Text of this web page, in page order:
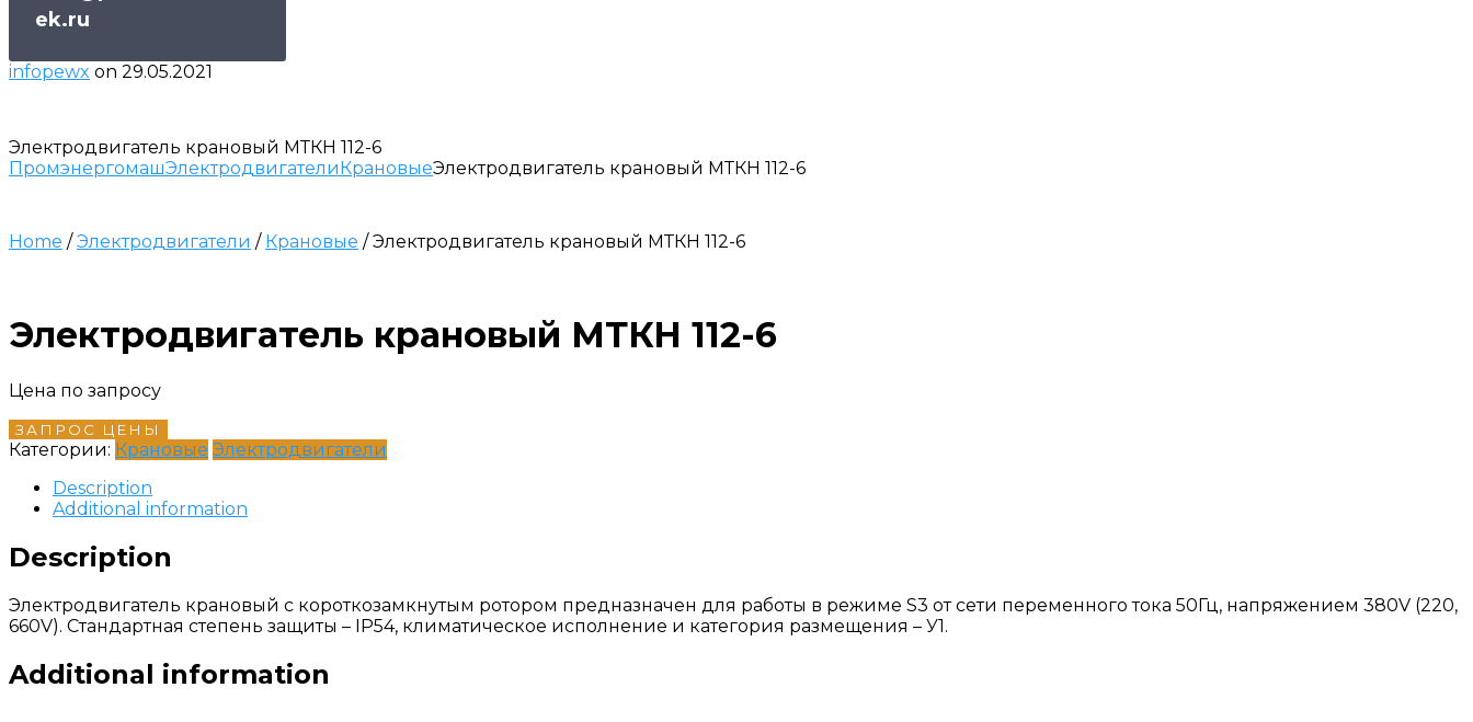
ek.ru
infopewx on 29.05.2021
Электродвигатель крановый МТКН 112-6
ПромэнергомашЭлектродвигателиКрановыеЭлектродвигатель крановый МТКН 112-6
Home /Электродвигатели / Крановые / Электродвигатель крановый МТКН 112-6
Электродвигатель крановый МТКН 112-6
Цена по запросу
ЗАПРОС ЦЕНЫ
Категории: Крановые Электродвигатели
Description
Additional information
Description
Электродвигатель крановый с короткозамкнутым ротором предназначен для работы в режиме S3 от сети переменного тока 50Гц, напряжением 380V (220,
660V). Стандартная степень защиты – IP54, климатическое исполнение и категория размещения – У1.
Additional information